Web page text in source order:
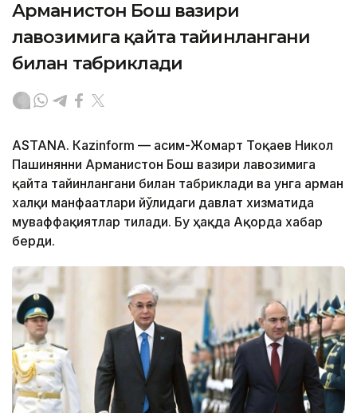
Арманистон Бош вазири
лавозимига қайта тайинлангани
билан табриклади
ASTANА. Кazinform — Қасим-Жомарт Тоқаев Никол
Пашинянни Арманистон Бош вазири лавозимига
қайта тайинлангани билан табриклади ва унга арман
халқи манфаатлари йўлидаги давлат хизматида
муваффақиятлар тилади. Бу ҳақда Ақорда хабар
берди.